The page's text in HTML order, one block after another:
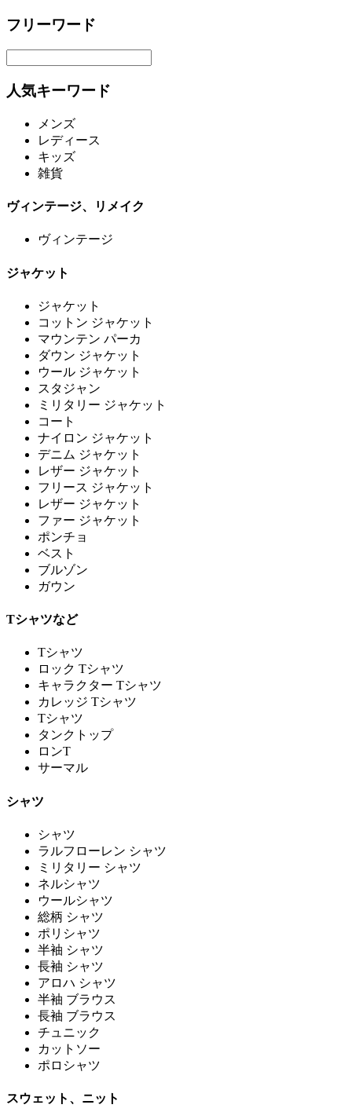
フリーワード
人気キーワード
メンズ
レディース
キッズ
雑貨
ヴィンテージ、リメイク
ヴィンテージ
ジャケット
ジャケット
コットン ジャケット
マウンテン パーカ
ダウン ジャケット
ウール ジャケット
スタジャン
ミリタリー ジャケット
コート
ナイロン ジャケット
デニム ジャケット
レザー ジャケット
フリース ジャケット
レザー ジャケット
ファー ジャケット
ポンチョ
ベスト
ブルゾン
ガウン
Tシャツなど
Tシャツ
ロック Tシャツ
キャラクター Tシャツ
カレッジ Tシャツ
Tシャツ
タンクトップ
ロンT
サーマル
シャツ
シャツ
ラルフローレン シャツ
ミリタリー シャツ
ネルシャツ
ウールシャツ
総柄 シャツ
ポリシャツ
半袖 シャツ
長袖 シャツ
アロハ シャツ
半袖 ブラウス
長袖 ブラウス
チュニック
カットソー
ポロシャツ
スウェット、ニット